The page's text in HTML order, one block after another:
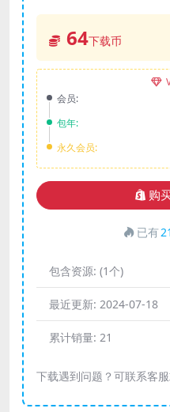
64下载币
会员:
包年:
永久会员:
购
已有21
包含资源: (1个)
最近更新: 2024-07-18
累计销量: 21
下载遇到问题？可联系客